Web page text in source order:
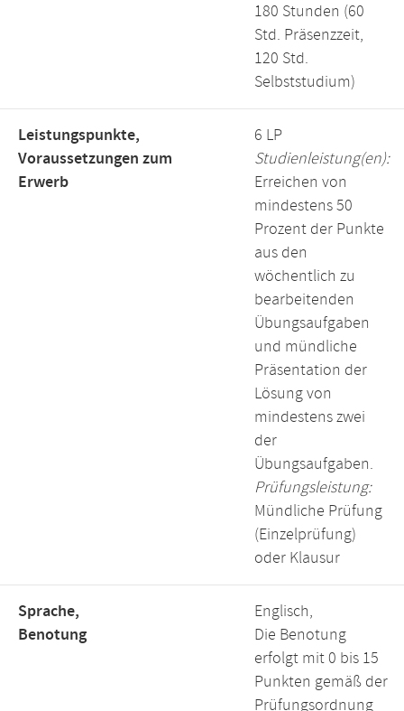
180 Stunden (60
Std. Präsenzzeit,
120 Std.
Selbststudium)
Leistungspunkte,
Voraussetzungen zum
Erwerb
6 LP
Studienleistung(en):
Erreichen von
mindestens 50
Prozent der Punkte
aus den
wöchentlich zu
bearbeitenden
Übungsaufgaben
und mündliche
Präsentation der
Lösung von
mindestens zwei
der
Übungsaufgaben.
Prüfungsleistung:
Mündliche Prüfung
(Einzelprüfung)
oder Klausur
Sprache,
Benotung
Englisch,
Die Benotung
erfolgt mit 0 bis 15
Punkten gemäß der
Prüfungsordnung